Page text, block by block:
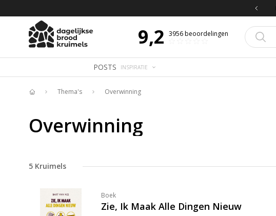
9,2 3956beoordelingen
POSTS INSPIRATIE
Thema's Overwinning
Overwinning
5 Kruimels
Boek
Zie, Ik Maak Alle Dingen Nieuw